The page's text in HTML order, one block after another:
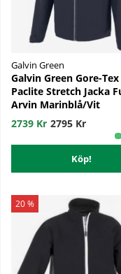
Galvin Green
Galvin Green Gore-
Paclite Stretch Jacka
Arvin Marinblå/Vit
2739 Kr 2795 Kr
Köp!
20 %